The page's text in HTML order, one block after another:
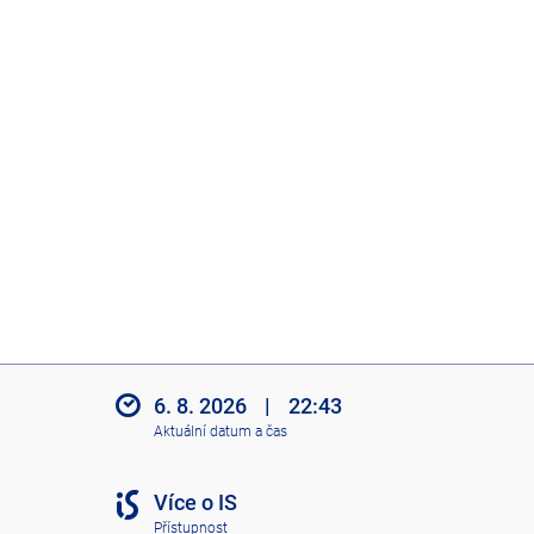
6. 8. 2026 | 22:43
Aktuální datum a čas
Více o IS
Přístupnost